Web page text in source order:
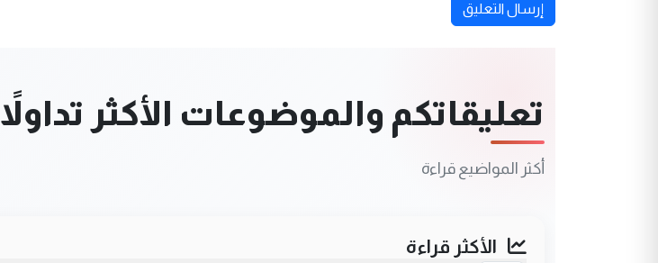
إرسال التعليق
تعليقاتكم والموضوعات الأكثر تداولاً
أكثر المواضيع قراءة
الأكثر قراءة